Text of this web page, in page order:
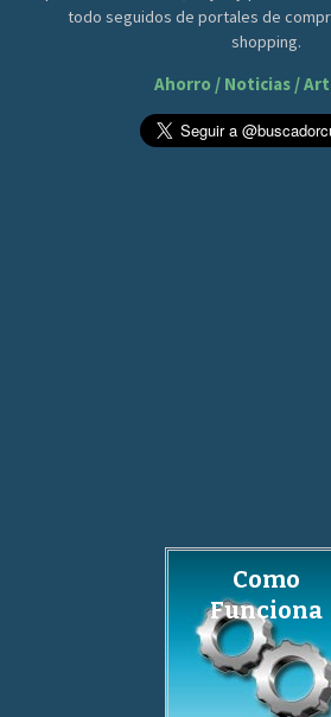
todo seguidos de portales de
shopping.
Ahorro / Noticias /
Como
Funciona